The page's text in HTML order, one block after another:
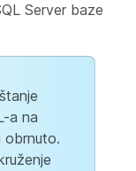
Server baze
a na
obrnuto.